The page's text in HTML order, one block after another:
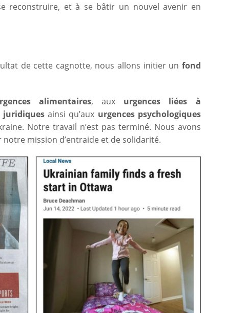
reconstruire, et à se bâtir un nouvel avenir en
de cette cagnotte, nous allons initier un fond
alimentaires, aux urgences liées à
juridiques ainsi qu’aux urgences psychologiques
Notre travail n’est pas terminé. Nous avons
mission d’entraide et de solidarité.